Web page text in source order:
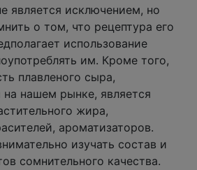
является исключением, но
о том, что рецептура его
использование
им. Кроме того,
плавленого сыра,
нашем рынке, является
жира,
ароматизаторов.
изучать состав и
сомнительного качества.